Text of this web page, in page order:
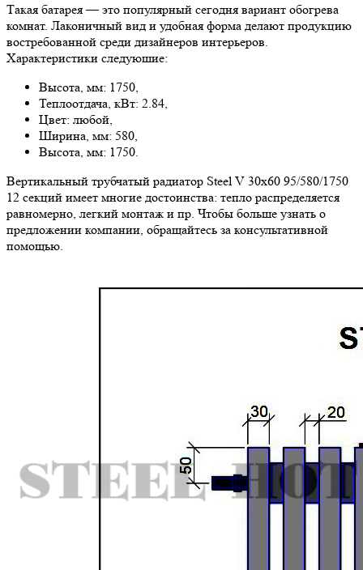
Такая батарея — это популярный сегодня вариант обогрева
комнат. Лаконичный вид и удобная форма делают продукцию
востребованной среди дизайнеров интерьеров.
Характеристики следуюшие:
Высота, мм: 1750,
Теплоотдача, кВт: 2.84,
Цвет: любой,
Ширина, мм: 580,
Высота, мм: 1750.
Вертикальный трубчатый радиатор Steel V 30х60 95/580/1750
12 секций имеет многие достоинства: тепло распределяется
равномерно, легкий монтаж и пр. Чтобы больше узнать о
предложении компании, обращайтесь за консультативной
помощью.